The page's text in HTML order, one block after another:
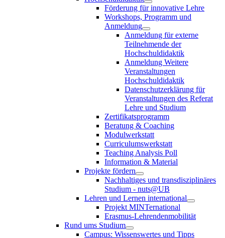
Förderung für innovative Lehre
Workshops, Programm und
Anmeldung
Anmeldung für externe
Teilnehmende der
Hochschuldidaktik
Anmeldung Weitere
Veranstaltungen
Hochschuldidaktik
Datenschutzerklärung für
Veranstaltungen des Referat
Lehre und Studium
Zertifikatsprogramm
Beratung & Coaching
Modulwerkstatt
Curriculumswerkstatt
Teaching Analysis Poll
Information & Material
Projekte fördern
Nachhaltiges und transdisziplinäres
Studium - nuts@UB
Lehren und Lernen international
Projekt MINTernational
Erasmus-Lehrendenmobilität
Rund ums Studium
Campus: Wissenswertes und Tipps